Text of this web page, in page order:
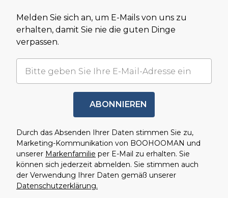
Melden Sie sich an, um E-Mails von uns zu
erhalten, damit Sie nie die guten Dinge
verpassen.
ABONNIEREN
Durch das Absenden Ihrer Daten stimmen Sie zu,
Marketing-Kommunikation von BOOHOOMAN und
unserer Markenfamilie per E-Mail zu erhalten. Sie
können sich jederzeit abmelden. Sie stimmen auch
der Verwendung Ihrer Daten gemäß unserer
Datenschutzerklärung.